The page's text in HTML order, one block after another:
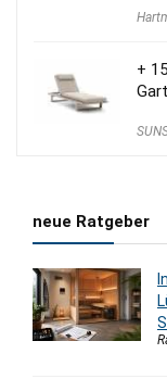
+
neue Ratgeber